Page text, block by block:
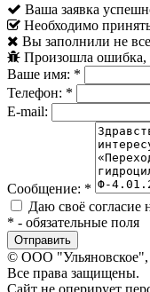
Ваша заявка
Необходимо
Вы заполнили не
Произошла ошибка,
Ваше имя: *
Телефон: *
E-mail:
Сообщение: *
Даю своё согласие
* - обязательные поля
© ООО "Ульяновское",
Все права защищены.
Сайт не оперирует